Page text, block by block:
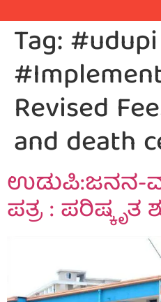
Tag:#udupi
Revised
and death
ಉಡುಪಿ:ಜನನ-
ಪತ್ರ : ಪರಿಷ್ಕೃತ